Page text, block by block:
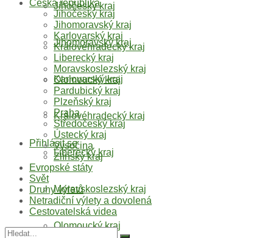
Přihlásit se
Jihočeský kraj
Jihomoravský kraj
Karlovarský kraj
Královéhradecký kraj
Liberecký kraj
Moravskoslezský kraj
Olomoucký kraj
Česká republika
Jihočeský kraj
Jihomoravský kraj
Karlovarský kraj
Královéhradecký kraj
Liberecký kraj
Moravskoslezský kraj
Olomoucký kraj
Pardubický kraj
Plzeňský kraj
Praha
Středočeský kraj
Ústecký kraj
Vysočina
Zlínský kraj
Evropské státy
Svět
Druhy výletů
Netradiční výlety a dovolená
Cestovatelská videa